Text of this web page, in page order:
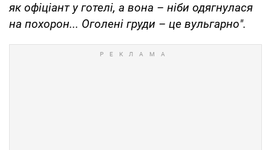
як офіціант у готелі, а вона – ніби одягнулася
на похорон... Оголені груди – це вульгарно".